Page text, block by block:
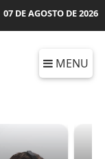
07 DE AGOSTO DE 2026
MENU